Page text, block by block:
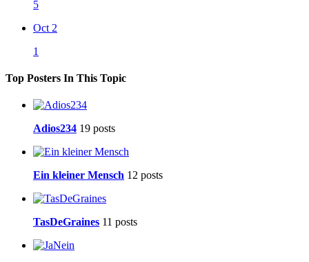
5
Oct 2
1
Top Posters In This Topic
Adios234 19 posts
Ein kleiner Mensch 12 posts
TasDeGraines 11 posts